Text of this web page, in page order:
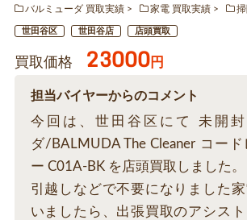
バルミューダ 買取実績
家電 買取実績
世田谷区 世田谷店 店頭買取
買取価格 23000円
担当バイヤーからのコメント
今回は、世田谷区にて 未開
ダ/BALMUDA The Cleaner コー
ー C01A-BK を店頭買取しました
引越しなどで不要になりました
いましたら、出張買取のアシス